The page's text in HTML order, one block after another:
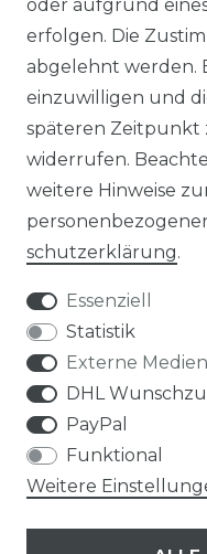
UNTERNEHMEN
ÜBER UNS
PHILOSOPHIE
LIVIPUR MÖBEL
Bei Fragen schnelle
sabine
Datum der
Datum der
oder aufgrund
erfolgen. Die
abgelehnt werden.
einzuwilligen und
späteren Zeitpunkt
widerrufen.
weitere Hinweise
schutz­erklärung.
Essenziell
Statistik
Externe Medien
DHL
PayPal
Funktional
Weitere